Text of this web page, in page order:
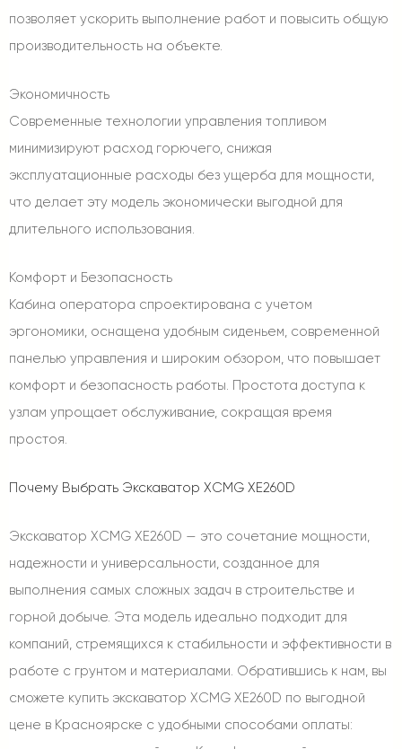
позволяет ускорить выполнение работ и повысить общую
производительность на объекте.
Экономичность
Современные технологии управления топливом
минимизируют расход горючего, снижая
эксплуатационные расходы без ущерба для мощности,
что делает эту модель экономически выгодной для
длительного использования.
Комфорт и Безопасность
Кабина оператора спроектирована с учетом
эргономики, оснащена удобным сиденьем, современной
панелью управления и широким обзором, что повышает
комфорт и безопасность работы. Простота доступа к
узлам упрощает обслуживание, сокращая время
простоя.
Почему Выбрать Экскаватор XCMG XE260D
Экскаватор XCMG XE260D — это сочетание мощности,
надежности и универсальности, созданное для
выполнения самых сложных задач в строительстве и
горной добыче. Эта модель идеально подходит для
компаний, стремящихся к стабильности и эффективности в
работе с грунтом и материалами. Обратившись к нам, вы
сможете купить экскаватор XCMG XE260D по выгодной
цене в Красноярске с удобными способами оплаты: